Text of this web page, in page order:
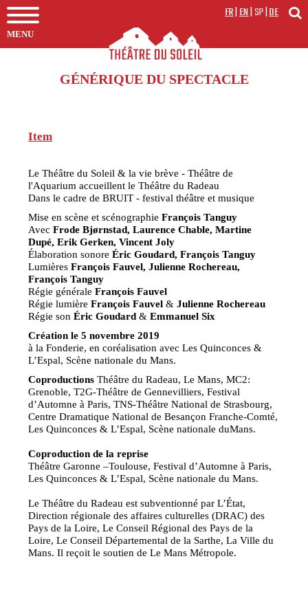
MENU
FR|EN|SP|DE
GÉNÉRIQUE DU SPECTACLE
Item
Le Théâtre du Soleil & la vie brève - Théâtre de
l'Aquarium accueillent le Théâtre du Radeau
Dans le cadre de BRUIT - festival théâtre et musique
Mise en scène et scénographie François Tanguy
AvecFrode Bjørnstad, Laurence Chable, Martine
Dupé, Erik Gerken, Vincent Joly
Élaboration sonoreÉric Goudard, François Tanguy
Lumières François Fauvel, Julienne Rochereau,
François Tanguy
Régie générale François Fauvel
Régie lumière François Fauvel & Julienne Rochereau
Régie sonÉric Goudard&Emmanuel Six
Création le 5 novembre 2019
à la Fonderie, en coréalisation avec Les Quinconces &
L’Espal, Scène nationale du Mans.
Coproductions Théâtre du Radeau, Le Mans, MC2:
Grenoble, T2G-Théâtre de Gennevilliers, Festival
d’Automne à Paris, TNS-Théâtre National de Strasbourg,
Centre Dramatique National de Besançon Franche-Comté,
Les Quinconces & L’Espal, Scène nationale duMans.
Coproduction de la reprise
Théâtre Garonne –Toulouse, Festival d’Automne à Paris,
Les Quinconces & L’Espal, Scène nationale du Mans.
Le Théâtre du Radeau est subventionné par L’État,
Direction régionale des affaires culturelles (DRAC) des
Pays de la Loire, Le Conseil Régional des Pays de la
Loire, Le Conseil Départemental de la Sarthe, La Ville du
Mans. Il reçoit le soutien de Le Mans Métropole.